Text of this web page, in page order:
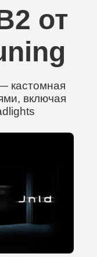
от
кастомная
включая